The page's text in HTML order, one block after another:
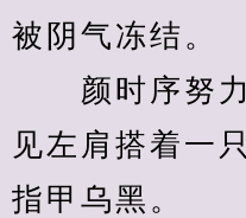
被阴气冻结。
颜时序努力
见左肩搭着一
指甲乌黑。